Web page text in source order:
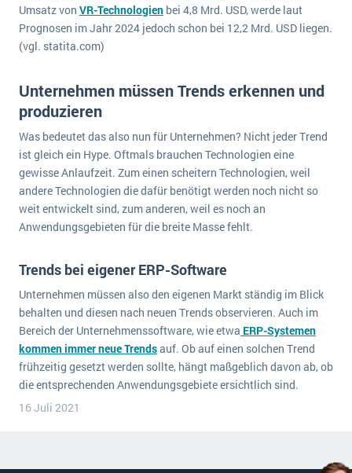
Umsatz von VR-Technologien bei 4,8 Mrd. USD, werde laut
Prognosen im Jahr 2024 jedoch schon bei 12,2 Mrd. USD liegen.
(vgl. statita.com)
Unternehmen müssen Trends erkennen und
produzieren
Was bedeutet das also nun für Unternehmen? Nicht jeder Trend
ist gleich ein Hype. Oftmals brauchen Technologien eine
gewisse Anlaufzeit. Zum einen scheitern Technologien, weil
andere Technologien die dafür benötigt werden noch nicht so
weit entwickelt sind, zum anderen, weil es noch an
Anwendungsgebieten für die breite Masse fehlt.
Trends bei eigener ERP-Software
Unternehmen müssen also den eigenen Markt ständig im Blick
behalten und diesen nach neuen Trends observieren. Auch im
Bereich der Unternehmenssoftware, wie etwa ERP-Systemen
kommen immer neue Trendsauf. Ob auf einen solchen Trend
frühzeitig gesetzt werden sollte, hängt maßgeblich davon ab, ob
die entsprechenden Anwendungsgebiete ersichtlich sind.
16 Juli 2021